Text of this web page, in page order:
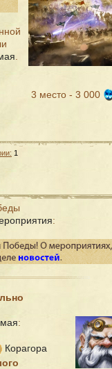
3 место - 3 000
1
:
:
Корагора